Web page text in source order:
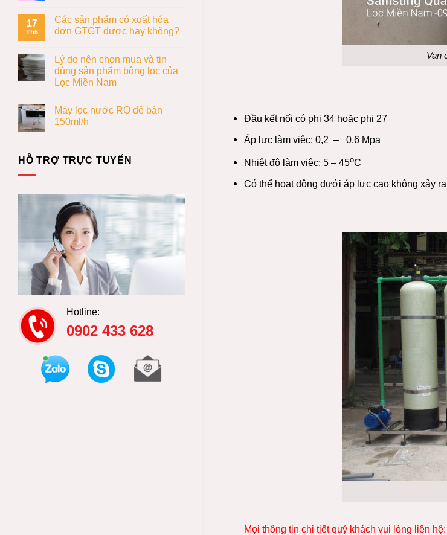
17
Th5
Các sản phẩm có xuất hóa
đơn GTGT được hay không?
Lý do nên chọn mua và tin
dùng sản phẩm bông lọc của
Lọc Miền Nam
Máy lọc nước RO để bàn
150ml/h
HỖ TRỢ TRỰC TUYẾN
Hotline:
0902 433 628
Van
Đầu kết nối có phi 34 hoặc phi 27
Áp lực làm việc: 0,2 – 0,6 Mpa
Nhiệt độ làm việc: 5 – 45oC
Có thể hoạt động dưới áp lực cao không xảy ra
Mọi thông tin chi tiết quý khách vui lòng liên hệ: